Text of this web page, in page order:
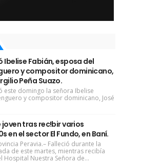
Ibelise Fabián, esposa del
y compositor dominicano,
Peña Suazo.
este domingo la señora Ibelise
y compositor dominicano, José
joven tras rec!bir varios
en el sector El Fundo, en Baní.
Peravia.– Falleció durante la
de este martes, mientras recibía
Hospital Nuestra Señora de...